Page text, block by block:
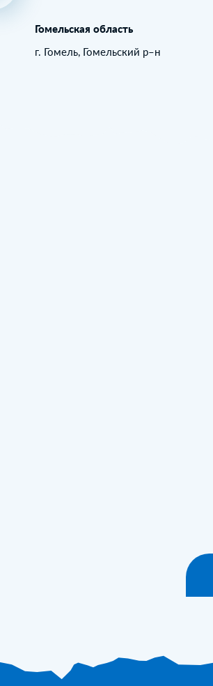
Гомельская область
г. Гомель, Гомельский р–н